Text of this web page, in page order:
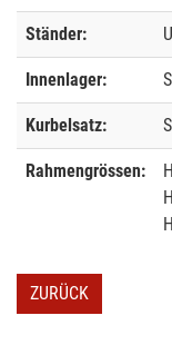
Ständer:
Innenlager:
Kurbelsatz:
Rahmengrössen:
ZURÜCK